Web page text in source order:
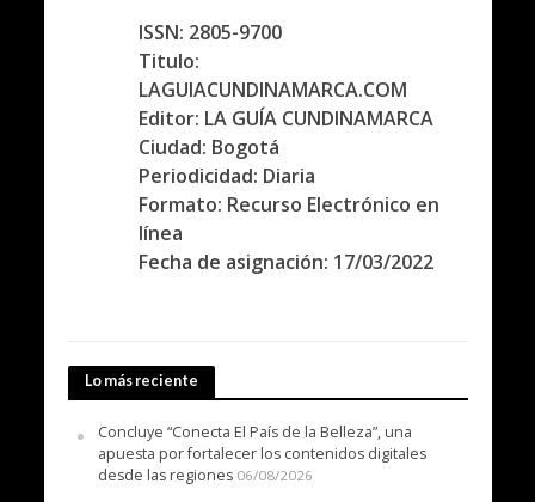
ISSN: 2805-9700
Titulo:
LAGUIACUNDINAMARCA.COM
Editor: LA GUÍA CUNDINAMARCA
Ciudad: Bogotá
Periodicidad: Diaria
Formato: Recurso Electrónico en
línea
Fecha de asignación: 17/03/2022
Lo más reciente
Concluye “Conecta El País de la Belleza”, una
apuesta por fortalecer los contenidos digitales
desde las regiones 06/08/2026